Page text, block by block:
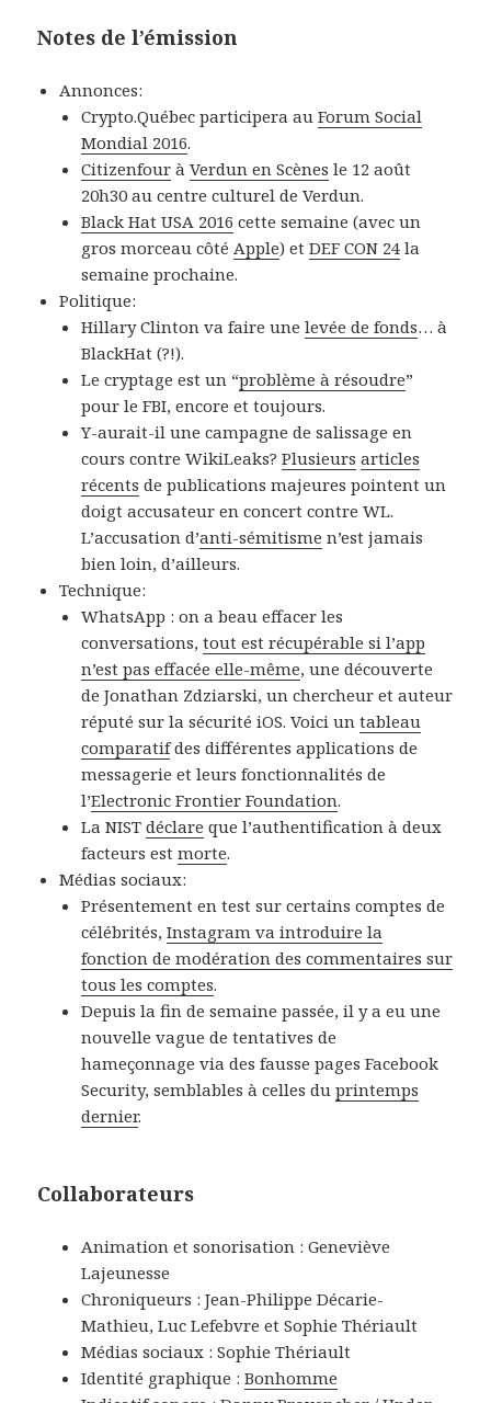
Notes de l’émission
Annonces:
Crypto.Québec participera auForum Social
Mondial 2016.
Citizenfour àVerdun en Scènes le 12 août
20h30 au centre culturel de Verdun.
Black Hat USA 2016 cette semaine (avec un
gros morceau côté Apple) etDEF CON 24 la
semaine prochaine.
Politique:
Hillary Clinton va faire unelevée de fonds… à
BlackHat (?!).
Le cryptage est un “problème à résoudre”
pour le FBI, encore et toujours.
Y-aurait-il une campagne de salissage en
cours contre WikiLeaks?Plusieurs articles
récents de publications majeures pointent un
doigt accusateur en concert contre WL.
L’accusation d’anti-sémitisme n’est jamais
bien loin, d’ailleurs.
Technique:
WhatsApp : on a beau effacer les
conversations,tout est récupérable si l’app
n’est pas effacée elle-même, une découverte
de Jonathan Zdziarski, un chercheur et auteur
réputé sur la sécurité iOS. Voici untableau
comparatifdes différentes applications de
messagerie et leurs fonctionnalités de
l’Electronic Frontier Foundation.
La NISTdéclare que l’authentification à deux
facteurs estmorte.
Médias sociaux:
Présentement en test sur certains comptes de
célébrités,Instagram va introduire la
fonction de modération des commentaires sur
tous les comptes.
Depuis la fin de semaine passée, il y a eu une
nouvelle vague de tentatives de
hameçonnage via des fausse pages Facebook
Security, semblables à celles duprintemps
dernier.
Collaborateurs
Animation et sonorisation : Geneviève
Lajeunesse
Chroniqueurs : Jean-Philippe Décarie-
Mathieu, Luc Lefebvre et Sophie Thériault
Médias sociaux : Sophie Thériault
Identité graphique :Bonhomme